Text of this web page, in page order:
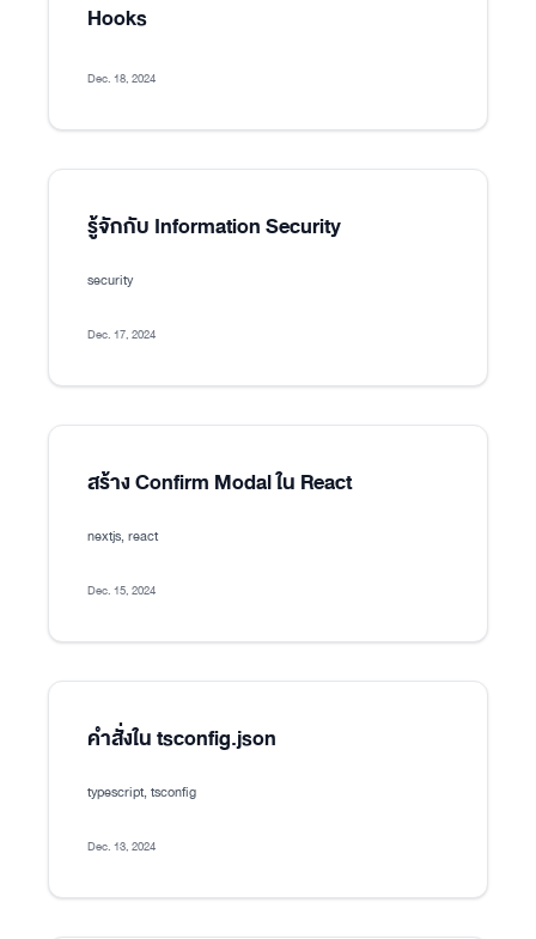
Hooks
Dec. 18, 2024
รู้จักกับ Information Security
security
Dec. 17, 2024
สร้าง Confirm Modal ใน React
nextjs, react
Dec. 15, 2024
คำสั่งใน tsconfig.json
typescript, tsconfig
Dec. 13, 2024